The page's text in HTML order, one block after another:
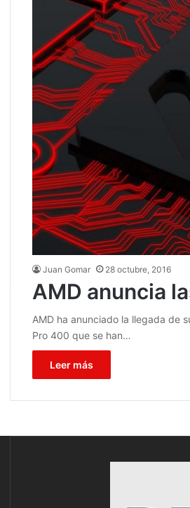
Juan Gomar 28 octubre, 2016
AMD anuncia
AMD ha anunciado la llegada de
Pro 400 que se han…
Leer más